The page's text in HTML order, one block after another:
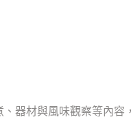
器材與風味觀察等內容